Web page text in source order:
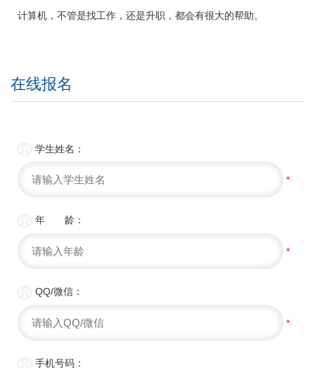
计算机，不管是找工作，还是升职，都会有很大的帮助。
在线报名
 学生姓名：
*
 年 龄：
*
 QQ/微信：
*
 手机号码：